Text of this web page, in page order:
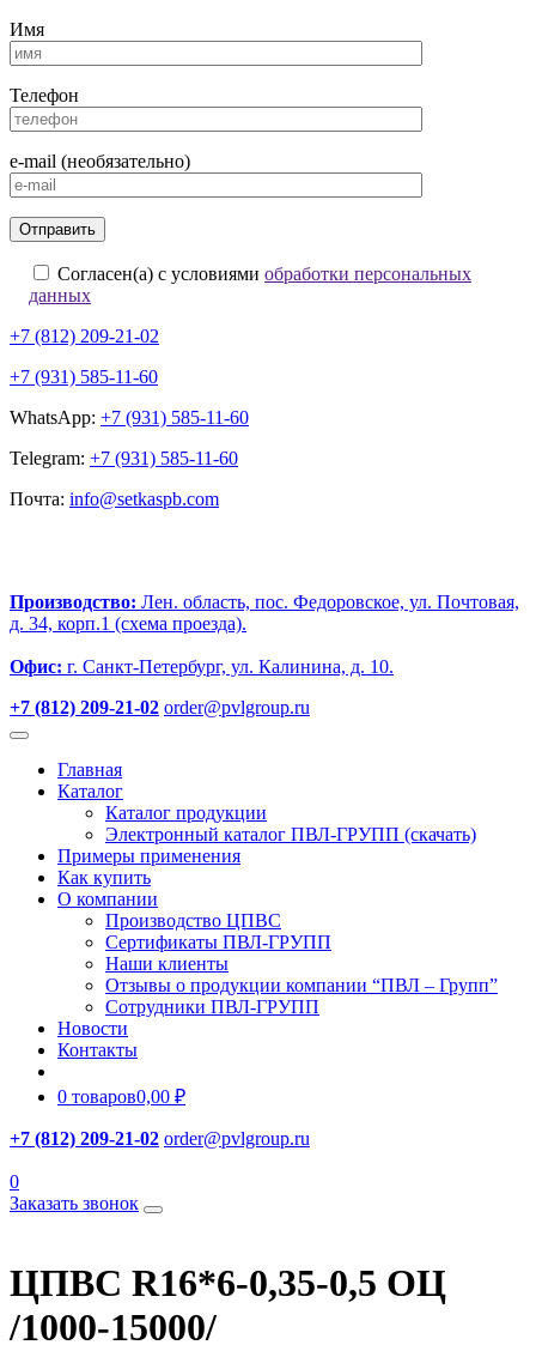
Имя
Телефон
e-mail (необязательно)
Согласен(а) с условиями обработки персональных
данных
+7 (812) 209-21-02
+7 (931) 585-11-60
WhatsApp: +7 (931) 585-11-60
Telegram: +7 (931) 585-11-60
Почта: info@setkaspb.com
Производство: Лен. область, пос. Федоровское, ул. Почтовая,
д. 34, корп.1 (схема проезда).
Офис: г. Санкт-Петербург, ул. Калинина, д. 10.
+7 (812) 209-21-02 order@pvlgroup.ru
Главная
Каталог
Каталог продукции
Электронный каталог ПВЛ-ГРУПП (скачать)
Примеры применения
Как купить
О компании
Производство ЦПВС
Сертификаты ПВЛ-ГРУПП
Наши клиенты
Отзывы о продукции компании “ПВЛ – Групп”
Сотрудники ПВЛ-ГРУПП
Новости
Контакты
0 товаров0,00 ₽
+7 (812) 209-21-02 order@pvlgroup.ru
0
Заказать звонок
ЦПВС R16*6-0,35-0,5 ОЦ
/1000-15000/